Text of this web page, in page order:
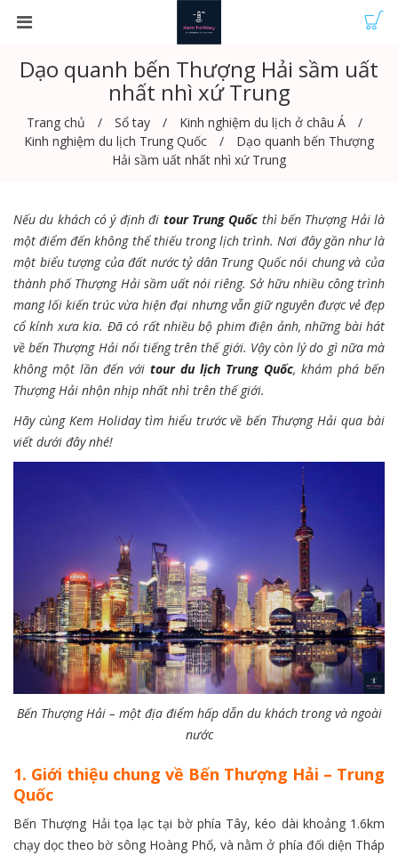
Dạo quanh bến Thượng Hải sầm uất
nhất nhì xứ Trung
Trang chủ Sổ tay
Kinh nghiệm du lịch ở châu Á
Kinh nghiệm du lịch Trung Quốc
Dạo quanh bến Thượng
Hải sầm uất nhất nhì xứ Trung
Nếu du khách có ý định đi tour Trung Quốc thì bến Thượng Hải là
một điểm đến không thể thiếu trong lịch trình. Nơi đây gần như là
một biểu tượng của đất nước tỷ dân Trung Quốc nói chung và của
thành phố Thượng Hải sầm uất nói riêng. Sở hữu nhiều công trình
mang lối kiến trúc vừa hiện đại nhưng vẫn giữ nguyên được vẻ đẹp
cổ kính xưa kia. Đã có rất nhiều bộ phim điện ảnh, những bài hát
về bến Thượng Hải nổi tiếng trên thế giới. Vậy còn lý do gì nữa mà
không một lần đến với tour du lịch Trung Quốc, khám phá bến
Thượng Hải nhộn nhịp nhất nhì trên thế giới.
Hãy cùng Kem Holiday tìm hiểu trước về bến Thượng Hải qua bài
viết dưới đây nhé!
Bến Thượng Hải – một địa điểm hấp dẫn du khách trong và ngoài
nước
1. Giới thiệu chung về Bến Thượng Hải – Trung
Quốc
Bến Thượng Hải tọa lạc tại bờ phía Tây, kéo dài khoảng 1.6km
chạy dọc theo bờ sông Hoàng Phố, và nằm ở phía đối diện Tháp